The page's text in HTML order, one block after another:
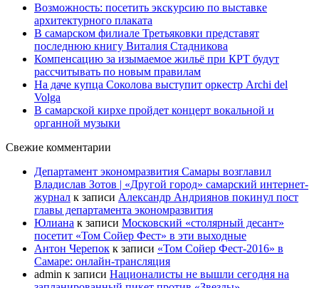
Возможность: посетить экскурсию по выставке
архитектурного плаката
В самарском филиале Третьяковки представят
последнюю книгу Виталия Стадникова
Компенсацию за изымаемое жильё при КРТ будут
рассчитывать по новым правилам
На даче купца Соколова выступит оркестр Archi del
Volga
В самарской кирхе пройдет концерт вокальной и
органной музыки
Свежие комментарии
Департамент экономразвития Самары возглавил
Владислав Зотов | «Другой город» самарский интернет-
журнал к записи Александр Андриянов покинул пост
главы департамента экономразвития
Юлиана к записи Московский «столярный десант»
посетит «Том Сойер Фест» в эти выходные
Антон Черепок к записи «Том Сойер Фест-2016» в
Самаре: онлайн-трансляция
admin к записи Националисты не вышли сегодня на